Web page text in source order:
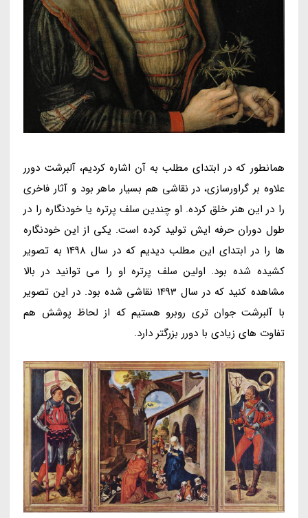
همانطور که در ابتدای مطلب به آن اشاره کردیم، آلبرشت دورر
علاوه بر گراورسازی، در نقاشی هم بسیار ماهر بود و آثار فاخری
را در این هنر خلق کرده. او چندین سلف پرتره یا خودنگاره را در
طول دوران حرفه ایش تولید کرده است. یکی از این خودنگاره
ها را در ابتدای این مطلب دیدیم که در سال 1498 به تصویر
کشیده شده بود. اولین سلف پرتره او را می توانید در بالا
مشاهده کنید که در سال 1493 نقاشی شده بود. در این تصویر
با آلبرشت جوان تری روبرو هستیم که از لحاظ پوشش هم
تفاوت های زیادی با دورر بزرگتر دارد.